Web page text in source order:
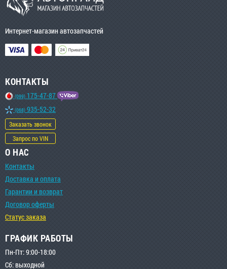
Интернет-магазин автозапчастей
КОНТАКТЫ
(099) 175-47-87
(068) 935-52-32
Заказать звонок
Запрос по VIN
О НАС
Контакты
Доставка и оплата
Гарантии и возврат
Договор оферты
Статус заказа
ГРАФИК РАБОТЫ
Пн-Пт: 9:00-18:00
Сб: выходной